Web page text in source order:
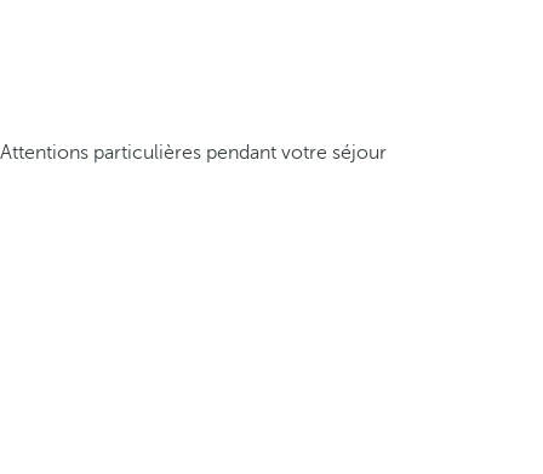
Attentions particulières pendant votre séjour